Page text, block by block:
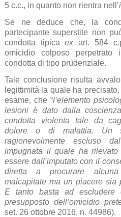
5 c.c., in quanto non rientra nell’
Se ne deduce che, la
partecipante superstite non
condotta tipicaexart. 584
omicidio colposo
condotta di tipo prudenziale.
Tale conclusione risulta
legittimità la quale ha
esame, che “l’elemento
lesioni è dato dalla
condotta violenta tale da
dolore o di malattia. Un
ragionevolmente escluso
impugnata il quale ha
essere dall’imputato con il
diretta a procurare
malcapitate ma un piacere sia
E tanto basta ad
presupposto dell’omicidio
set. 26 ottobre 2016, n. 44986).